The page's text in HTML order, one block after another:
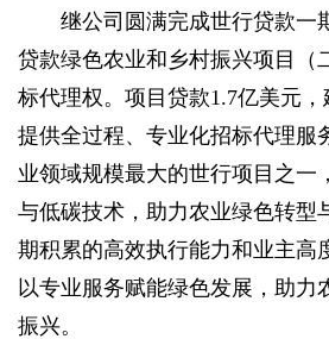
继公司圆满完成世行贷款一
贷款绿色农业和乡村振兴项目（
标代理权。项目贷款1.7亿美元
提供全过程、专业化招标代理服
业领域规模最大的世行项目之一
与低碳技术，助力农业绿色转型
期积累的高效执行能力和业主高
以专业服务赋能绿色发展，助力
振兴。